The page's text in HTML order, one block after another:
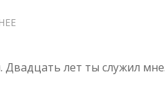
20
лет ты служил